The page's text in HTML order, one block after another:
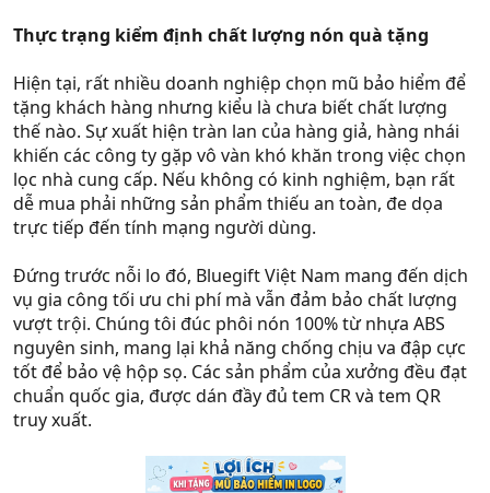
Thực trạng kiểm định chất lượng nón quà tặng
Hiện tại, rất nhiều doanh nghiệp chọn mũ bảo hiểm để
tặng khách hàng nhưng kiểu là chưa biết chất lượng
thế nào. Sự xuất hiện tràn lan của hàng giả, hàng nhái
khiến các công ty gặp vô vàn khó khăn trong việc chọn
lọc nhà cung cấp. Nếu không có kinh nghiệm, bạn rất
dễ mua phải những sản phẩm thiếu an toàn, đe dọa
trực tiếp đến tính mạng người dùng.
Đứng trước nỗi lo đó, Bluegift Việt Nam mang đến dịch
vụ gia công tối ưu chi phí mà vẫn đảm bảo chất lượng
vượt trội. Chúng tôi đúc phôi nón 100% từ nhựa ABS
nguyên sinh, mang lại khả năng chống chịu va đập cực
tốt để bảo vệ hộp sọ. Các sản phẩm của xưởng đều đạt
chuẩn quốc gia, được dán đầy đủ tem CR và tem QR
truy xuất.